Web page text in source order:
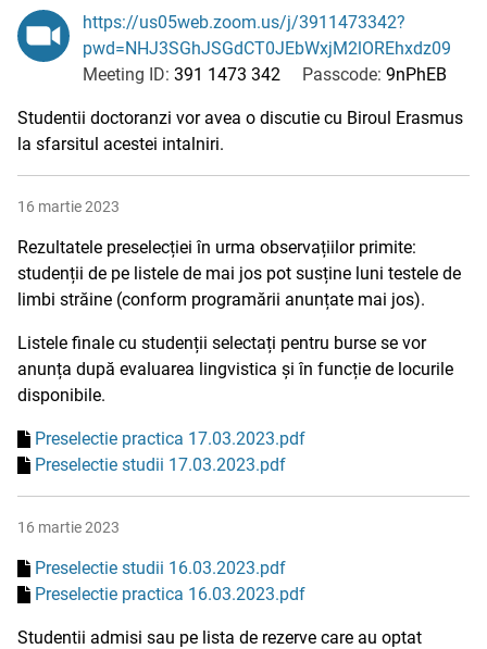
https://us05web.zoom.us/j/3911473342?
pwd=NHJ3SGhJSGdCT0JEbWxjM2lOREhxdz09
Meeting ID: 391 1473 342 Passcode: 9nPhEB
Studentii doctoranzi vor avea o discutie cu Biroul Erasmus
la sfarsitul acestei intalniri.
16 martie 2023
Rezultatele preselecției în urma observațiilor primite:
studenții de pe listele de mai jos pot susține luni testele de
limbi străine (conform programării anunțate mai jos).
Listele finale cu studenții selectați pentru burse se vor
anunța după evaluarea lingvistica și în funcție de locurile
disponibile.
Preselectie practica 17.03.2023.pdf
Preselectie studii 17.03.2023.pdf
16 martie 2023
Preselectie studii 16.03.2023.pdf
Preselectie practica 16.03.2023.pdf
Studentii admisi sau pe lista de rezerve care au optat